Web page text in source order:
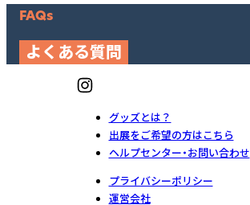
FAQs
よくある質問
グッズとは？
出展をご希望の方はこちら
ヘルプセンター・お問い合わせ
プライバシーポリシー
運営会社